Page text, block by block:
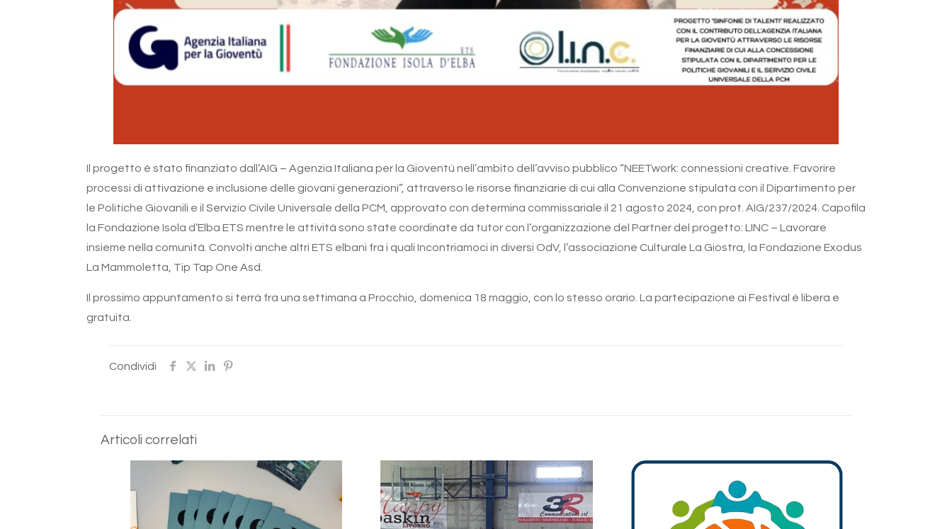
Il progetto è stato finanziato dall’AIG – Agenzia Italiana per la Gioventù nell’ambito dell’avviso pubblico “NEETwork: connessioni creative. Favorire
processi di attivazione e inclusione delle giovani generazioni”, attraverso le risorse finanziarie di cui alla Convenzione stipulata con il Dipartimento per
le Politiche Giovanili e il Servizio Civile Universale della PCM, approvato con determina commissariale il 21 agosto 2024, con prot. AIG/237/2024. Capofila
la Fondazione Isola d’Elba ETS mentre le attività sono state coordinate da tutor con l’organizzazione del Partner del progetto: LINC – Lavorare
insieme nella comunità. Convolti anche altri ETS elbani fra i quali Incontriamoci in diversi OdV, l’associazione Culturale La Giostra, la Fondazione Exodus
La Mammoletta, Tip Tap One Asd.
Il prossimo appuntamento si terrà fra una settimana a Procchio, domenica 18 maggio, con lo stesso orario. La partecipazione ai Festival è libera e
gratuita.
Condividi
Articoli correlati